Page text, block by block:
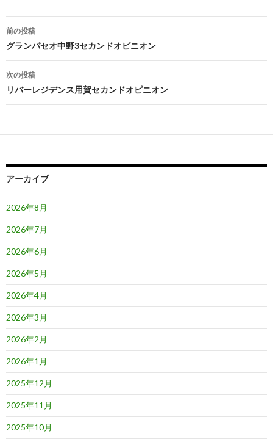
投
稿
ナ
ビ
ゲ
ー
ョ
前の投稿
グランパセオ中野3セカンドオピニオン
次の投稿
リバーレジデンス用賀セカンドオピニオン
アーカイブ
2026年8月
2026年7月
2026年6月
2026年5月
2026年4月
2026年3月
2026年2月
2026年1月
2025年12月
2025年11月
2025年10月